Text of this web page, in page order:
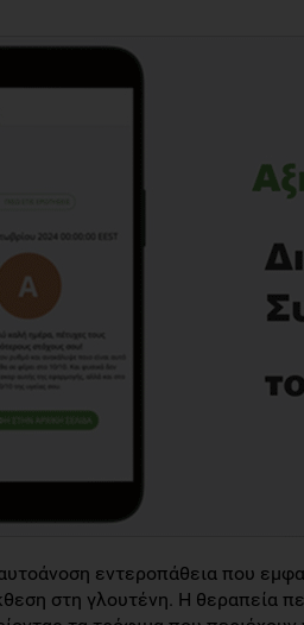
εντεροπάθεια που
στη γλουτένη. Η θεραπεία